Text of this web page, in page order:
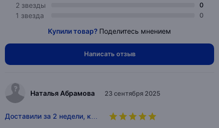
2 звезды 0
1 звезда 0
Купили товар? Поделитесь мнением
Написать отзыв
Наталья Абрамова 23 сентября 2025
Доставили за 2 недели, к…